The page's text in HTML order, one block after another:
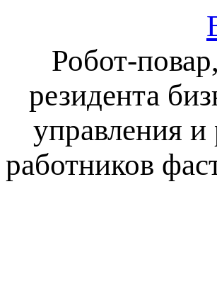
Робот-
резидента
управления
работников